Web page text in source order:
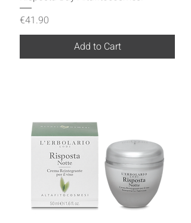
Price
€41.90
Add to Cart